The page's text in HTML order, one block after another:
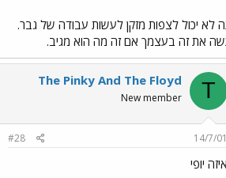
לא יכול לצפות מזקן לעשות עבודה של גבר.
את זה בעצמך אם זה מה הוא מגיב.
T
The Pinky And The Floyd
New member
14/7/01
#28
איזה יופי